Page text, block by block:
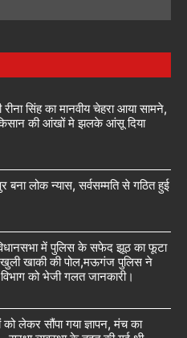
सिंह का मानवीय चेहरा आया सामने,
की आंखों मे झलके आंसू दिया
लोक न्यास, सर्वसम्मति से गठित हुई
में पुलिस के सफेद झूठ का फूटा
खाकी की पोल,मऊगंज पुलिस ने
को भेजी गलत जानकारी।
लेकर सौंपा गया ज्ञापन, मंच का